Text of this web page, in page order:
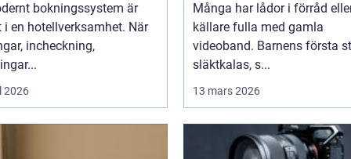
bokningssystem är
i en hotellverksamhet. När
incheckning,
2026
Många har lådor i förråd
källare fulla med gamla
videoband. Barnens första
släktkalas, s...
13 mars 2026